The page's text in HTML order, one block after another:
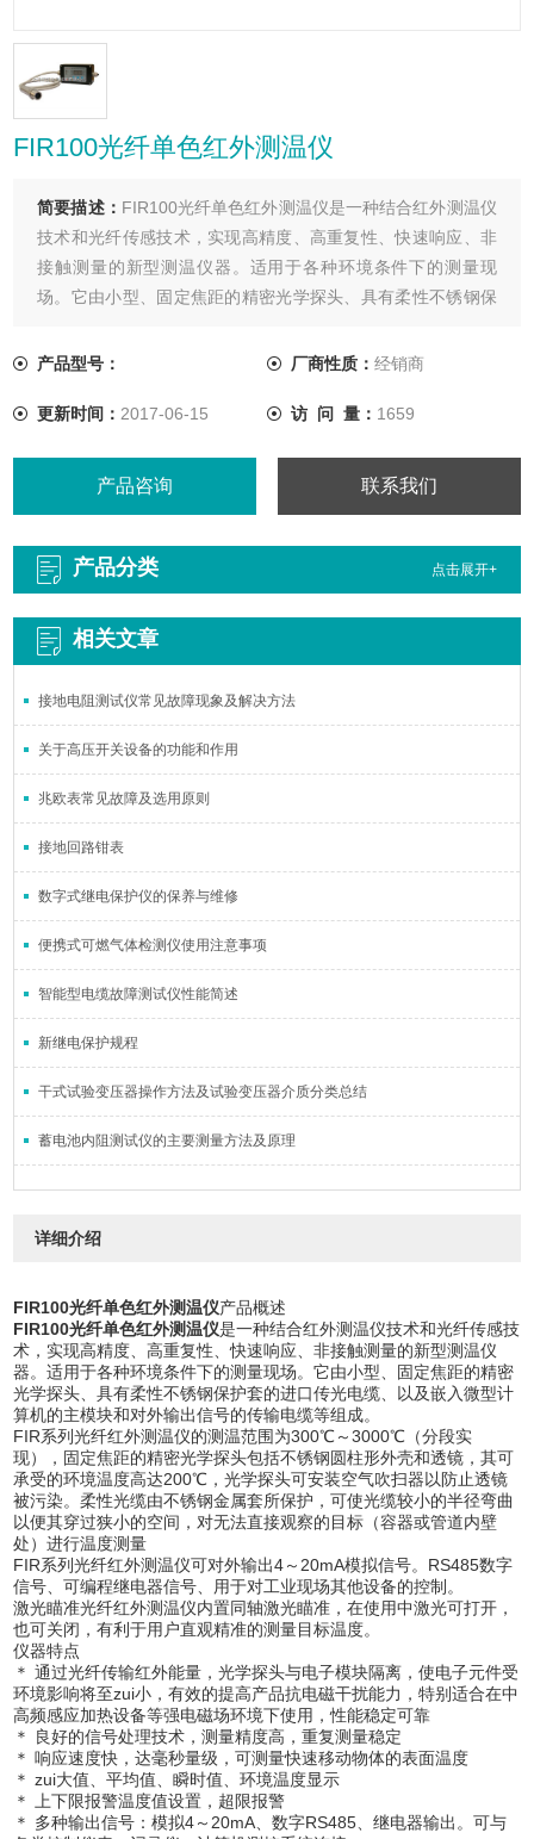
FIR100光纤单色红外测温仪
简要描述： FIR100光纤单色红外测温仪是一种结合红外测温仪
技术和光纤传感技术，实现高精度、高重复性、快速响应、非
接触测量的新型测温仪器。适用于各种环境条件下的测量现
场。它由小型、固定焦距的精密光学探头、具有柔性不锈钢保
出信号的传输电缆等组成。
产品型号： 厂商性质： 经销商
更新时间： 2017-06-15 访 问 量： 1659
产品咨询 联系我们
产品分类 点击展开+
相关文章
接地电阻测试仪常见故障现象及解决方法
关于高压开关设备的功能和作用
兆欧表常见故障及选用原则
接地回路钳表
数字式继电保护仪的保养与维修
便携式可燃气体检测仪使用注意事项
智能型电缆故障测试仪性能简述
新继电保护规程
干式试验变压器操作方法及试验变压器介质分类总结
蓄电池内阻测试仪的主要测量方法及原理
详细介绍
FIR100光纤单色红外测温仪产品概述
FIR100光纤单色红外测温仪是一种结合红外测温仪技术和光纤传感技
术，实现高精度、高重复性、快速响应、非接触测量的新型测温仪
器。适用于各种环境条件下的测量现场。它由小型、固定焦距的精密
光学探头、具有柔性不锈钢保护套的进口传光电缆、以及嵌入微型计
算机的主模块和对外输出信号的传输电缆等组成。
FIR系列光纤红外测温仪的测温范围为300℃～3000℃（分段实
现），固定焦距的精密光学探头包括不锈钢圆柱形外壳和透镜，其可
承受的环境温度高达200℃，光学探头可安装空气吹扫器以防止透镜
被污染。柔性光缆由不锈钢金属套所保护，可使光缆较小的半径弯曲
以便其穿过狭小的空间，对无法直接观察的目标（容器或管道内壁
处）进行温度测量
FIR系列光纤红外测温仪可对外输出4～20mA模拟信号。RS485数字
信号、可编程继电器信号、用于对工业现场其他设备的控制。
激光瞄准光纤红外测温仪内置同轴激光瞄准，在使用中激光可打开，
也可关闭，有利于用户直观精准的测量目标温度。
仪器特点
＊ 通过光纤传输红外能量，光学探头与电子模块隔离，使电子元件受
环境影响将至zui小，有效的提高产品抗电磁干扰能力，特别适合在中
高频感应加热设备等强电磁场环境下使用，性能稳定可靠
＊ 良好的信号处理技术，测量精度高，重复测量稳定
＊ 响应速度快，达毫秒量级，可测量快速移动物体的表面温度
＊ zui大值、平均值、瞬时值、环境温度显示
＊ 上下限报警温度值设置，超限报警
＊ 多种输出信号：模拟4～20mA、数字RS485、继电器输出。可与